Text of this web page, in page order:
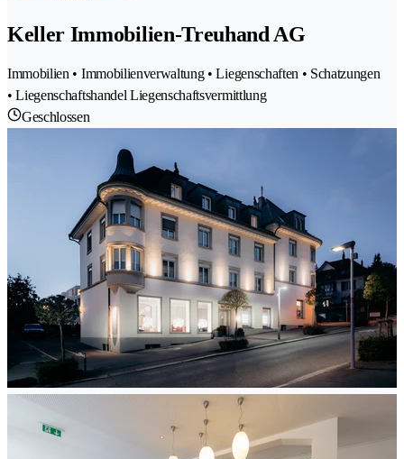
Keller Immobilien-Treuhand AG
Immobilien • Immobilienverwaltung • Liegenschaften • Schatzungen
• Liegenschaftshandel Liegenschaftsvermittlung
Geschlossen